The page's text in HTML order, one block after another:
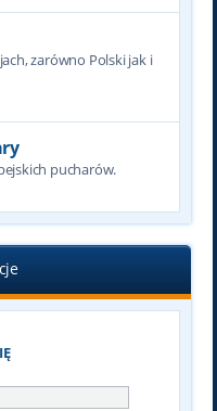
zarówno Polski jak i
pucharów.